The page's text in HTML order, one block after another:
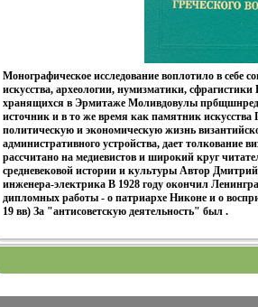
Монографическое исследование воплотило в себе
искусства, археологии, нумизматики, сфрагистики
хранящихся в Эрмитаже Моливдовулы
источник и в то же время как памятник
политическую и экономическую жизнь
административного устройства, дает толкование
рассчитано на медиевистов и широкий круг
средневековой истории и культуры Автор
инженера-электрика В 1928 году окончил
дипломных работы - о патриархе Никоне и о
19 вв) За "антисоветскую деятельность" был .